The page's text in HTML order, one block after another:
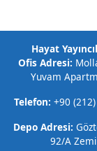
Hayat
Ofis Adresi:
Yuvam
Telefon: +90
Depo Adresi:
92/A